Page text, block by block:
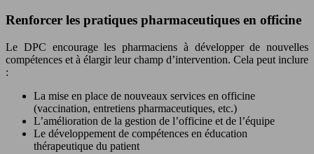
Renforcer les pratiques pharmaceutiques en officine
Le DPC encourage les pharmaciens à développer de nouvelles
compétences et à élargir leur champ d’intervention. Cela peut inclure
:
La mise en place de nouveaux services en officine
(vaccination, entretiens pharmaceutiques, etc.)
L’amélioration de la gestion de l’officine et de l’équipe
Le développement de compétences en éducation
thérapeutique du patient